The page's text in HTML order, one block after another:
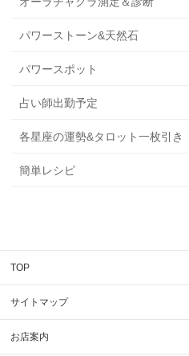
パワーストーン&天然石
パワースポット
占い師出勤予定
各星座の運勢&タロット一枚引き
簡単レシピ
TOP
サイトマップ
お店案内